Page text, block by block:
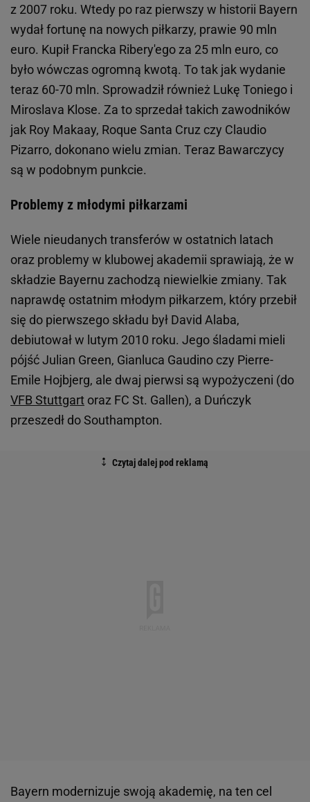
z 2007 roku. Wtedy po raz pierwszy w historii Bayern
wydał fortunę na nowych piłkarzy, prawie 90 mln
euro. Kupił Francka Ribery'ego za 25 mln euro, co
było wówczas ogromną kwotą. To tak jak wydanie
teraz 60-70 mln. Sprowadził również Lukę Toniego i
Miroslava Klose. Za to sprzedał takich zawodników
jak Roy Makaay, Roque Santa Cruz czy Claudio
Pizarro, dokonano wielu zmian. Teraz Bawarczycy
są w podobnym punkcie.
Problemy z młodymi piłkarzami
Wiele nieudanych transferów w ostatnich latach
oraz problemy w klubowej akademii sprawiają, że w
składzie Bayernu zachodzą niewielkie zmiany. Tak
naprawdę ostatnim młodym piłkarzem, który przebił
się do pierwszego składu był David Alaba,
debiutował w lutym 2010 roku. Jego śladami mieli
pójść Julian Green, Gianluca Gaudino czy Pierre-
Emile Hojbjerg, ale dwaj pierwsi są wypożyczeni (do
VFB Stuttgart oraz FC St. Gallen), a Duńczyk
przeszedł do Southampton.
Bayern modernizuje swoją akademię, na ten cel